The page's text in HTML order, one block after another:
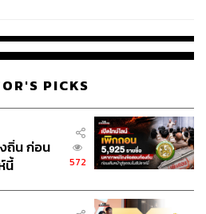
PICKS
ถิ่น ก่อน
นี้
572